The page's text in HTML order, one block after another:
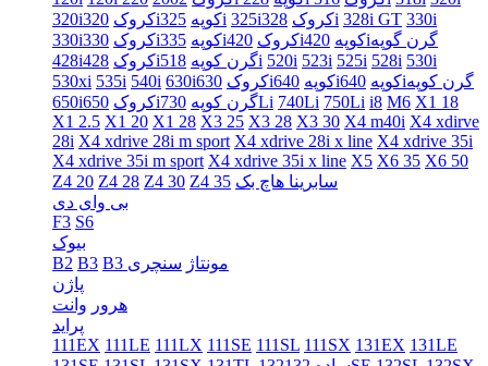
320iکروک
320iکوپه325i 325iکروک328i 328i GT 330i
330iکروک
330iکوپه 335iکروک 420iکوپه 420iگرن گوپه
428iکروک
428iگرن کوپه518i 520i 523i 525i 528i 530i
530xi 535i 540i 630iکروک 630iکوپه 640iکوپه 640iگرن کوپه
650iکروک
650iگرن کوپه730Li 740Li 750Li i8 M6 X1 18
X1 2.5 X1 20 X1 28 X3 25 X3 28 X3 30 X4 m40i X4 xdirve
28i X4 xdrive 28i m sport X4 xdrive 28i x line X4 xdrive 35i
X4 xdrive 35i m sport X4 xdrive 35i x line X5 X6 35 X6 50
Z4 20 Z4 28 Z4 30 Z4 35 سابرینا هاچ بک
بی وای دی
F3 S6
بیوک
B2 B3 B3 مونتاژ سنچری
پاژن
هرور وانت
پراید
111EX 111LE 111LX 111SE 111SL 111SX 131EX 131LE